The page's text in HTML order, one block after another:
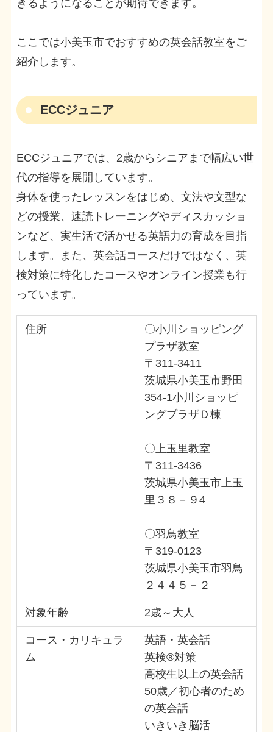
きるようになることが期待できます。
ここでは小美玉市でおすすめの英会話教室をご
紹介します。
ECCジュニア
ECCジュニアでは、2歳からシニアまで幅広い世
代の指導を展開しています。
身体を使ったレッスンをはじめ、文法や文型な
どの授業、速読トレーニングやディスカッショ
ンなど、実生活で活かせる英語力の育成を目指
します。また、英会話コースだけではなく、英
検対策に特化したコースやオンライン授業も行
っています。
住所
〇小川ショッピング
プラザ教室
〒311-3411
茨城県小美玉市野田
354-1小川ショッピ
ングプラザＤ棟
〇上玉里教室
〒311-3436
茨城県小美玉市上玉
里３８－９4
〇羽鳥教室
〒319-0123
茨城県小美玉市羽鳥
２４４５－２
対象年齢 2歳～大人
コース・カリキュラ
ム
英語・英会話
英検®対策
高校生以上の英会話
50歳／初心者のため
の英会話
いきいき脳活